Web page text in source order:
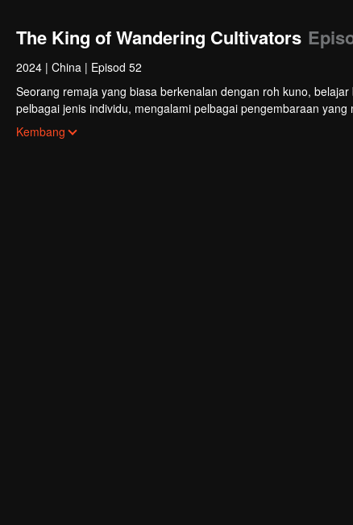
The King of Wandering Cultivators
2024 | China | Episod 52
Seorang remaja yang biasa berkenalan dengan roh kuno,
pelbagai jenis individu, mengalami pelbagai pengembaraan
lebih berkuasa, akhirnya menjaga seluruh benua.
Kembang